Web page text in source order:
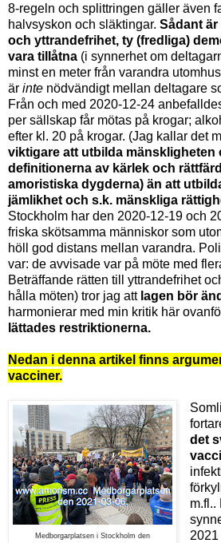
8-regeln och splittringen gäller även
halvsyskon och släktingar. Sådant
och yttrandefrihet, ty (fredliga)
vara tillåtna (i synnerhet om
minst en meter från varandra
är inte nödvändigt mellan deltagare
Från och med 2020-12-24
per sällskap får mötas på krogar;
efter kl. 20 på krogar. (Jag kallar det
viktigare att utbilda mänskligheten
definitionerna av kärlek och
amoristiska dygderna) än att
jämlikhet och s.k. mänskliga
Stockholm har den 2020-12-19 och
friska skötsamma människor som
höll god distans mellan varandra.
var: de avvisade var på möte med
Beträffande rätten till yttrandefrihet
hålla möten) tror jag att lagen bör
harmonierar med min kritik här
lättades restriktionerna.
Nedan i denna artikel finns
vacciner.
Medborgarplatsen i Stockholm den
det
m.fl..